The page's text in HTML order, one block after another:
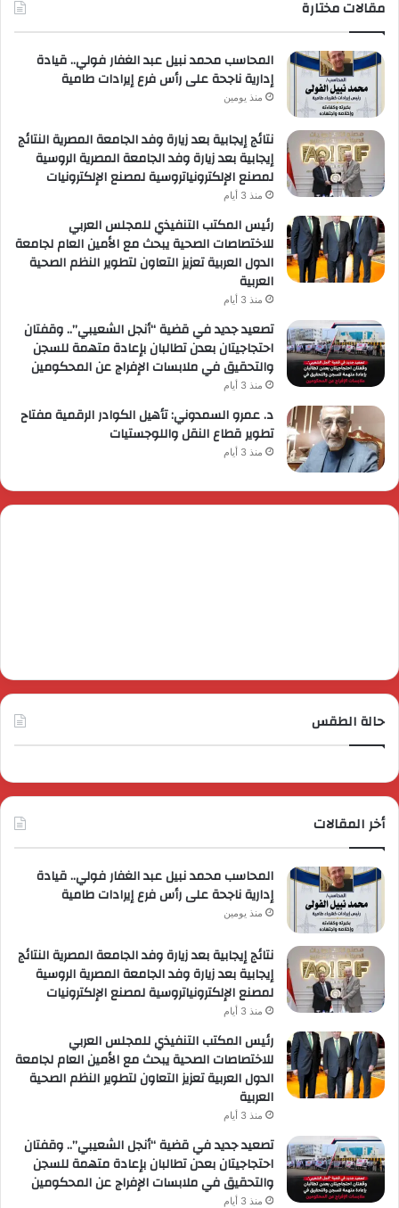
مقالات مختارة
المحاسب محمد نبيل عبد الغفار فولي.. قيادة
إدارية ناجحة على رأس فرع إيرادات طامية
منذ يومين
نتائج إيجابية بعد زيارة وفد الجامعة المصرية النتائج
إيجابية بعد زيارة وفد الجامعة المصرية الروسية
لمصنع الإلكترونياتروسية لمصنع الإلكترونيات
منذ 3 أيام
رئيس المكتب التنفيذي للمجلس العربي
للاختصاصات الصحية يبحث مع الأمين العام لجامعة
الدول العربية تعزيز التعاون لتطوير النظم الصحية
العربية
منذ 3 أيام
تصعيد جديد في قضية “أنجل الشعيبي”.. وقفتان
احتجاجيتان بعدن تطالبان بإعادة متهمة للسجن
والتحقيق في ملابسات الإفراج عن المحكومين
منذ 3 أيام
د. عمرو السمدوني: تأهيل الكوادر الرقمية مفتاح
تطوير قطاع النقل واللوجستيات
منذ 3 أيام
حالة الطقس
أخر المقالات
المحاسب محمد نبيل عبد الغفار فولي.. قيادة
إدارية ناجحة على رأس فرع إيرادات طامية
منذ يومين
نتائج إيجابية بعد زيارة وفد الجامعة المصرية النتائج
إيجابية بعد زيارة وفد الجامعة المصرية الروسية
لمصنع الإلكترونياتروسية لمصنع الإلكترونيات
منذ 3 أيام
رئيس المكتب التنفيذي للمجلس العربي
للاختصاصات الصحية يبحث مع الأمين العام لجامعة
الدول العربية تعزيز التعاون لتطوير النظم الصحية
العربية
منذ 3 أيام
تصعيد جديد في قضية “أنجل الشعيبي”.. وقفتان
احتجاجيتان بعدن تطالبان بإعادة متهمة للسجن
والتحقيق في ملابسات الإفراج عن المحكومين
منذ 3 أيام